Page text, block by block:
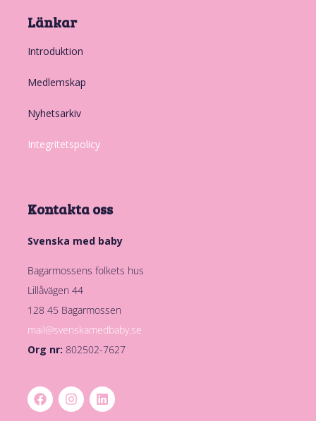
Länkar
Introduktion
Medlemskap
Nyhetsarkiv
Integritetspolicy
Kontakta oss
Svenska med baby
Bagarmossens folkets hus
Lillåvägen 44
128 45 Bagarmossen
mail@svenskamedbaby.se
Org nr: 802502-7627